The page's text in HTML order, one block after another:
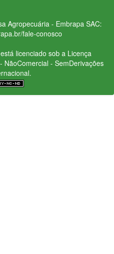
Agropecuária - Embrapa SAC:
fale-conosco
licenciado sob a Licença
NãoComercial - SemDerivações